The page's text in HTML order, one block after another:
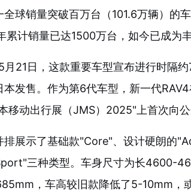
全球销量突破百万台（101.6万辆）的
累计销量已达1500万台，如今已成为
21日，这款重要车型宣布进行时隔
本发售。作为第6代车型，新一代
移动出行展（JMS）2025"上首次向公
排展示了基础款"Core"、设计硬朗的
三种类型。车身尺寸为长4600-
，车高较旧款降低了5-10mm，